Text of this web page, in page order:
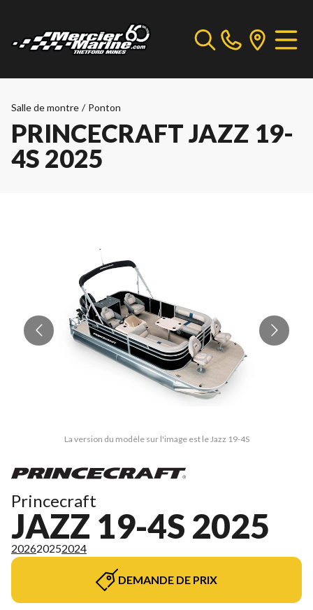
Salle de montre / Ponton
PRINCECRAFT JAZZ 19-
4S 2025
La version du modèle sur l'image est le Jazz 19-4S
Princecraft
JAZZ 19-4S 2025
202620252024
DEMANDE DE PRIX